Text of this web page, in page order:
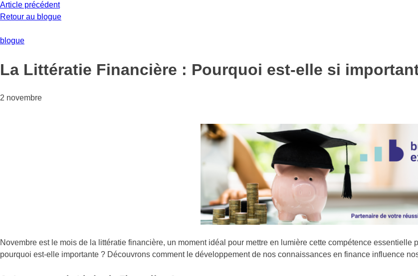
Article précédent
Retour au blogue
blogue
La Littératie Financière : Pourquoi est-elle si
2 novembre
Novembre est le mois de la littératie financière, un moment idéal pour mettre en lumière cette compétence essentielle
pourquoi est-elle importante ? Découvrons comment le développement de nos connaissances en finance influence